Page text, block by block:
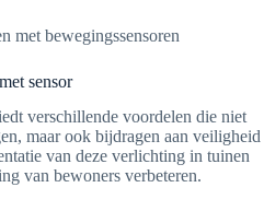
sensor
verschillende voordelen die niet
maar ook bijdragen aan veiligheid
van deze verlichting in tuinen
van bewoners verbeteren.